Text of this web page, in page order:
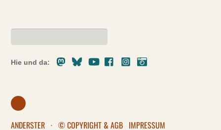
Hie und da:
MastodonBlueskyYoutubeFacebookInstagram
ANDERSTER · © COPYRIGHT & AGB IMPRESSUM